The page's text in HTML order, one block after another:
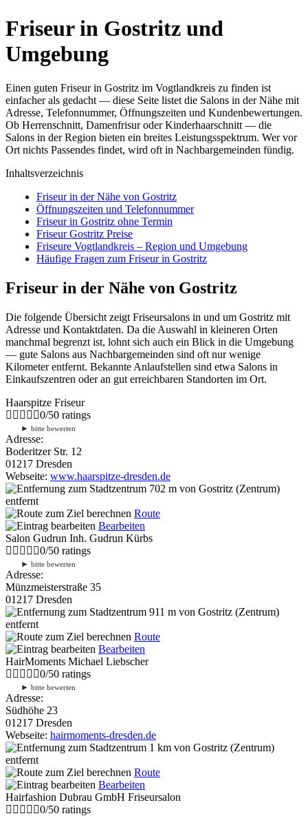
Friseur in Gostritz und
Umgebung
Einen guten Friseur in Gostritz im Vogtlandkreis zu finden ist
einfacher als gedacht — diese Seite listet die Salons in der Nähe mit
Adresse, Telefonnummer, Öffnungszeiten und Kundenbewertungen.
Ob Herrenschnitt, Damenfrisur oder Kinderhaarschnitt — die
Salons in der Region bieten ein breites Leistungsspektrum. Wer vor
Ort nichts Passendes findet, wird oft in Nachbargemeinden fündig.
Inhaltsverzeichnis
Friseur in der Nähe von Gostritz
Öffnungszeiten und Telefonnummer
Friseur in Gostritz ohne Termin
Friseur Gostritz Preise
Friseure Vogtlandkreis – Region und Umgebung
Häufige Fragen zum Friseur in Gostritz
Friseur in der Nähe von Gostritz
Die folgende Übersicht zeigt Friseursalons in und um Gostritz mit
Adresse und Kontaktdaten. Da die Auswahl in kleineren Orten
manchmal begrenzt ist, lohnt sich auch ein Blick in die Umgebung
— gute Salons aus Nachbargemeinden sind oft nur wenige
Kilometer entfernt. Bekannte Anlaufstellen sind etwa Salons in
Einkaufszentren oder an gut erreichbaren Standorten im Ort.
Haarspitze Friseur
0/50 ratings
► bitte bewerten
Adresse:
Boderitzer Str. 12
01217 Dresden
Webseite: www.haarspitze-dresden.de
702 m von Gostritz (Zentrum)
entfernt
Route
Bearbeiten
Salon Gudrun Inh. Gudrun Kürbs
0/50 ratings
► bitte bewerten
Adresse:
Münzmeisterstraße 35
01217 Dresden
911 m von Gostritz (Zentrum)
entfernt
Route
Bearbeiten
HairMoments Michael Liebscher
0/50 ratings
► bitte bewerten
Adresse:
Südhöhe 23
01217 Dresden
Webseite: hairmoments-dresden.de
1 km von Gostritz (Zentrum)
entfernt
Route
Bearbeiten
Hairfashion Dubrau GmbH Friseursalon
0/50 ratings